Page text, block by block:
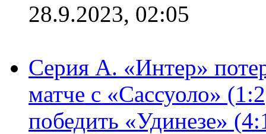
28.9.2023, 02:05
Серия А. «Интер»
матче с «Сассуоло»
победить «Удинезе»